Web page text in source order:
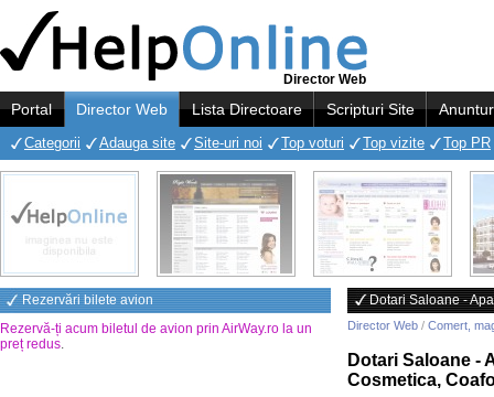
Director Web
Portal Director Web Lista Directoare Scripturi Site
Categorii Adauga site Site-uri noi Top voturi Top vizite Top PR
Rezervări bilete avion
Rezervă-ți acum biletul de avion prin AirWay.ro la un
preț redus.
Dotari Saloane -
Director Web / Comert,
Dotari Saloane -
Cosmetica,